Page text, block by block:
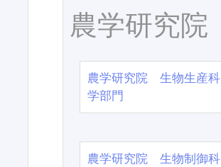
農学研究院
農学研究院 生物生産科
学部門
農学研究院 生物制御科